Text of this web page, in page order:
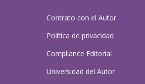
Contrato con el Autor
Política de privacidad
Compliance Editorial
Universidad del Autor